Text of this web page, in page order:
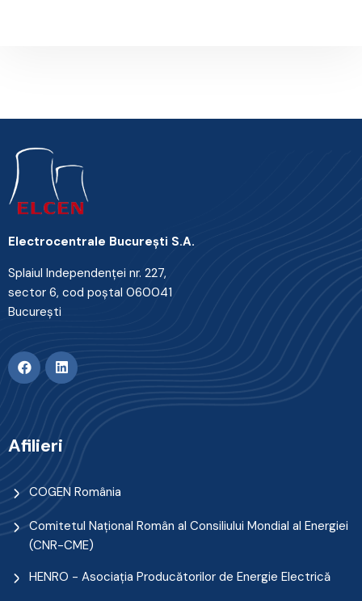
Electrocentrale Bucureşti S.A.
Splaiul Independenţei nr. 227,
sector 6, cod poştal 060041
Bucureşti
Afilieri
COGEN România
Comitetul Naţional Român al Consiliului Mondial al Energiei
(CNR-CME)
HENRO - Asociația Producătorilor de Energie Electrică